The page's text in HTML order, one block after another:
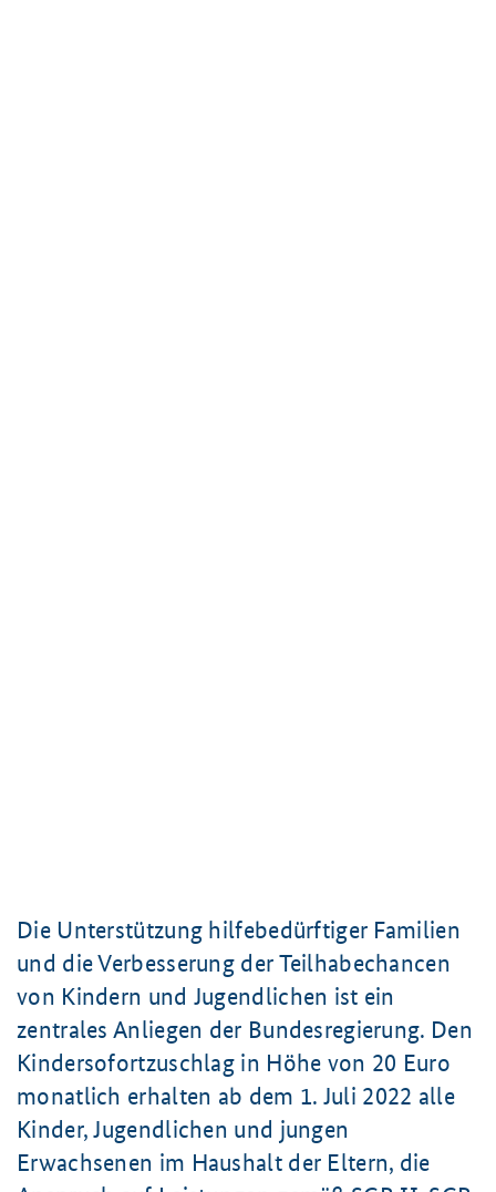
Die Unterstützung hilfebedürftiger Familien
und die Verbesserung der Teilhabechancen
von Kindern und Jugendlichen ist ein
zentrales Anliegen der Bundesregierung. Den
Kindersofortzuschlag in Höhe von 20 Euro
monatlich erhalten ab dem 1. Juli 2022 alle
Kinder, Jugendlichen und jungen
Erwachsenen im Haushalt der Eltern, die